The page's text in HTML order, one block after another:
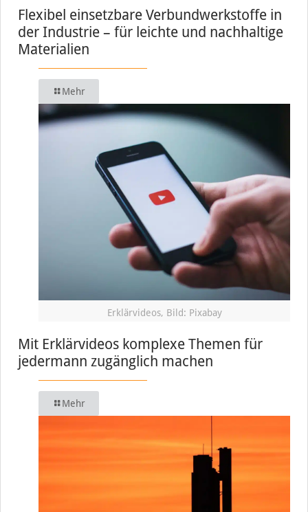
Flexibel einsetzbare Verbundwerkstoffe in
der Industrie – für leichte und nachhaltige
Materialien
Mehr
Erklärvideos, Bild: Pixabay
Mit Erklärvideos komplexe Themen für
jedermann zugänglich machen
Mehr